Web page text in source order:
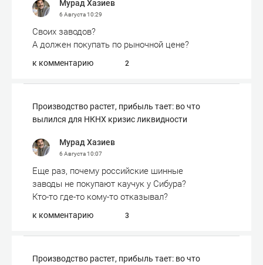
Мурад Хазиев
6 Августа10:29
Своих заводов?
А должен покупать по рыночной цене?
к комментарию 2
Производство растет, прибыль тает: во что
вылился для НКНХ кризис ликвидности
Мурад Хазиев
6 Августа10:07
Еще раз, почему российские шинные
заводы не покупают каучук у Сибура?
Кто-то где-то кому-то отказывал?
к комментарию 3
Производство растет, прибыль тает: во что